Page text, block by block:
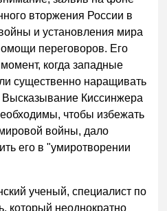
вторжения России в
и установления мира
переговоров. Его
когда западные
существенно наращивать
Киссинжера
чтобы избежать
войны, дало
его в "умиротворении
ученый, специалист по
который неоднократно